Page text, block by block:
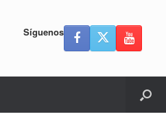
Síguenos